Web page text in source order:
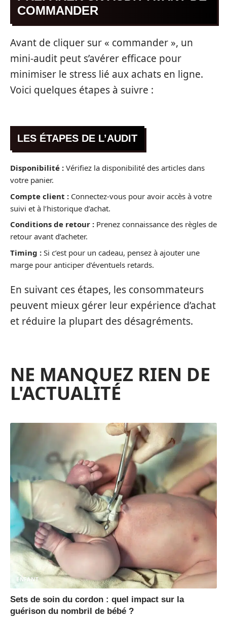
COMMANDER
Avant de cliquer sur « commander », un
mini-audit peut s’avérer efficace pour
minimiser le stress lié aux achats en ligne.
Voici quelques étapes à suivre :
LES ÉTAPES DE L’AUDIT
Disponibilité : Vérifiez la disponibilité des articles dans
votre panier.
Compte client : Connectez-vous pour avoir accès à votre
suivi et à l’historique d’achat.
Conditions de retour : Prenez connaissance des règles de
retour avant d’acheter.
Timing : Si c’est pour un cadeau, pensez à ajouter une
marge pour anticiper d’éventuels retards.
En suivant ces étapes, les consommateurs
peuvent mieux gérer leur expérience d’achat
et réduire la plupart des désagréments.
NE MANQUEZ RIEN DE
L'ACTUALITÉ
ENFANT
Sets de soin du cordon : quel impact sur la
guérison du nombril de bébé ?